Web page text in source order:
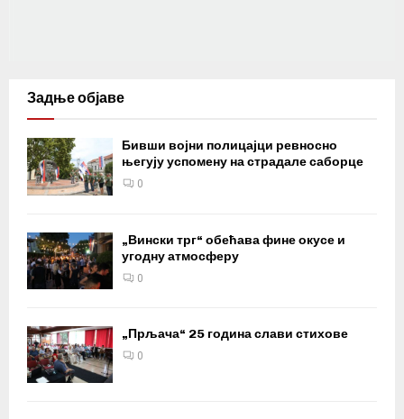
Задње објаве
Бивши војни полицајци ревносно
његују успомену на страдале саборце
0
„Вински трг“ обећава фине окусе и
угодну атмосферу
0
„Прљача“ 25 година слави стихове
0